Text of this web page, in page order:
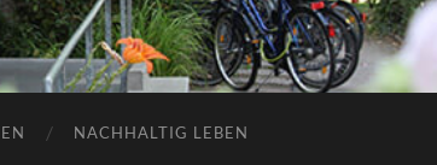
NACHHALTIG LEBEN